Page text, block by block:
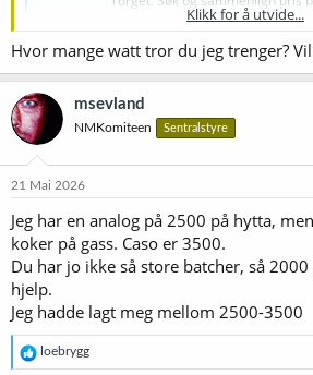
brukte ting i hele Norge!
Klikk for å utvide...
Hvor mange watt tror du jeg trenger?
msevland
NMKomiteen Sentralstyre
21 Mai 2026
Jeg har en analog på 2500 på hytta,
koker på gass. Caso er 3500.
Du har jo ikke så store batcher, så
hjelp.
Jeg hadde lagt meg mellom 2500-3500
R
e
loebrygg